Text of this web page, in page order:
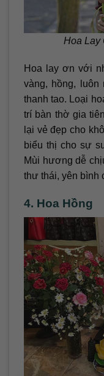
Hoa Lay
Hoa lay ơn với
vàng, hồng,
thanh tao. Loại
trí bàn thờ gia
lại vẻ đẹp cho
biểu thị cho sự
Mùi hương dễ
thư thái, yên bình
4. Hoa Hồng